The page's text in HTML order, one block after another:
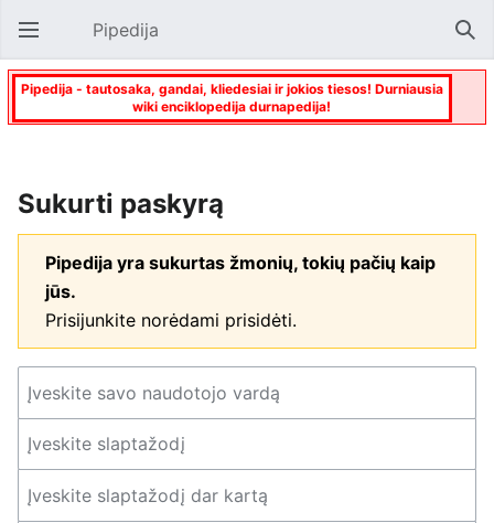
Atverti pagrindinį meniu Pipedija
Pipedija - tautosaka, gandai, kliedesiai ir jokios tiesos! Durniausia
wiki enciklopedija durnapedija!
Sukurti paskyrą
Pipedija yra sukurtas žmonių, tokių pačių kaip
jūs.
Prisijunkite norėdami prisidėti.